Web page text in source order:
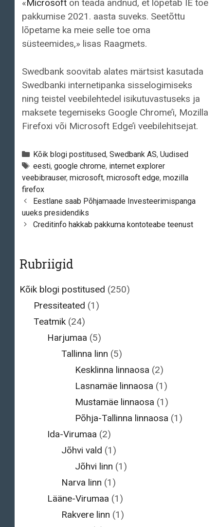
«Microsoft on teada andnud, et lõpetab IE toe
pakkumise 2021. aasta suveks. Seetõttu
lõpetame ka meie selle toe oma
süsteemides,» lisas Raagmets.
Swedbank soovitab alates märtsist kasutada
Swedbanki internetipanka sisselogimiseks
ning teistel veebilehtedel isikutuvastuseks ja
maksete tegemiseks Google Chrome’i, Mozilla
Firefoxi või Microsoft Edge’i veebilehitsejat.
Categories
Kõik blogi postitused, Swedbank AS, Uudised
Tags
eesti, google chrome, internet explorer
veebibrauser, microsoft, microsoft edge, mozilla
firefox
Post
navigation
Eestlane saab Põhjamaade Investeerimispanga
uueks presidendiks
Creditinfo hakkab pakkuma kontoteabe teenust
Rubriigid
Kõik blogi postitused (250)
Pressiteated (1)
Teatmik(24)
Harjumaa (5)
Tallinna linn (5)
Kesklinna linnaosa (2)
Lasnamäe linnaosa (1)
Mustamäe linnaosa (1)
Põhja-Tallinna linnaosa (1)
Ida-Virumaa (2)
Jõhvi vald (1)
Jõhvi linn (1)
Narva linn (1)
Lääne-Virumaa (1)
Rakvere linn (1)